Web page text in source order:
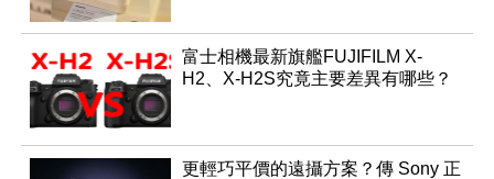
富士相機最新旗艦FUJIFILM X-
H2、X-H2S究竟主要差異有哪些？
更輕巧平價的遠攝方案？傳 Sony 正